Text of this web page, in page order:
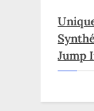
Jump